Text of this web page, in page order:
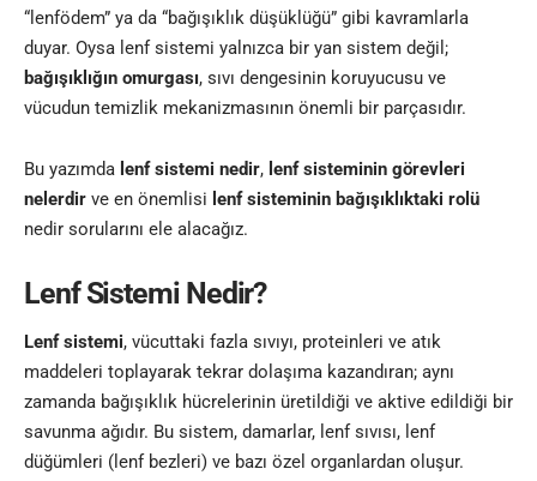
“lenfödem” ya da “bağışıklık düşüklüğü” gibi kavramlarla
duyar. Oysa lenf sistemi yalnızca bir yan sistem değil;
bağışıklığın omurgası, sıvı dengesinin koruyucusu ve
vücudun temizlik mekanizmasının önemli bir parçasıdır.
Bu yazımda lenf sistemi nedir, lenf sisteminin görevleri
nelerdir ve en önemlisi lenf sisteminin bağışıklıktaki rolü
nedir sorularını ele alacağız.
Lenf Sistemi Nedir?
Lenf sistemi, vücuttaki fazla sıvıyı, proteinleri ve atık
maddeleri toplayarak tekrar dolaşıma kazandıran; aynı
zamanda bağışıklık hücrelerinin üretildiği ve aktive edildiği bir
savunma ağıdır. Bu sistem, damarlar, lenf sıvısı, lenf
düğümleri (lenf bezleri) ve bazı özel organlardan oluşur.